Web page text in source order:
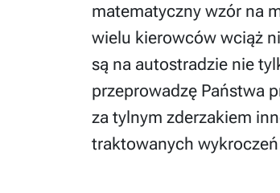
matematyczny wzór na
wielu kierowców wciąż
są na autostradzie nie
przeprowadzę Państwa
za tylnym zderzakiem
traktowanych